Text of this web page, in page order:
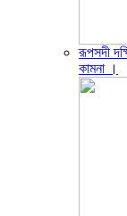
রূপসদী
কামনা ‎।